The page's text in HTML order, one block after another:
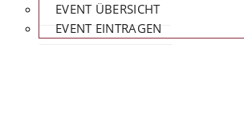
EVENT ÜBERSICHT
EVENT EINTRAGEN